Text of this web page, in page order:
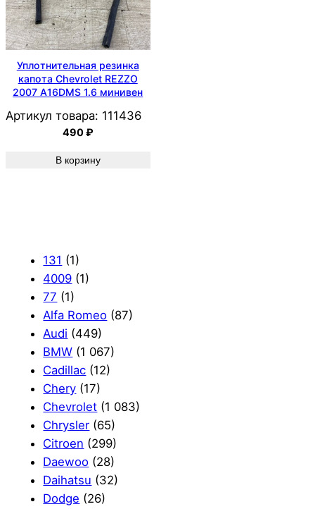
Уплотнительная резинка
капота Chevrolet REZZO
2007 A16DMS 1.6 минивен
Артикул товара: 111436
490₽
В корзину
131 (1)
4009 (1)
77 (1)
Alfa Romeo (87)
Audi (449)
BMW (1 067)
Cadillac (12)
Chery (17)
Chevrolet (1 083)
Chrysler (65)
Citroen (299)
Daewoo (28)
Daihatsu (32)
Dodge (26)